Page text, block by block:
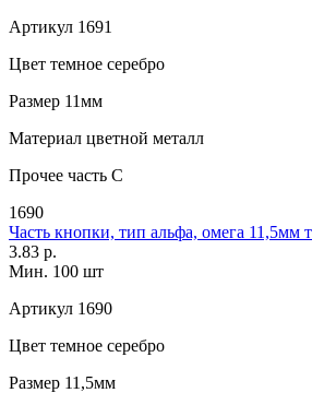
Артикул 1691
Цвет темное серебро
Размер 11мм
Материал цветной металл
Прочее часть C
1690
Часть кнопки, тип альфа, омега 11,5мм
3.83 р.
Мин. 100 шт
Артикул 1690
Цвет темное серебро
Размер 11,5мм